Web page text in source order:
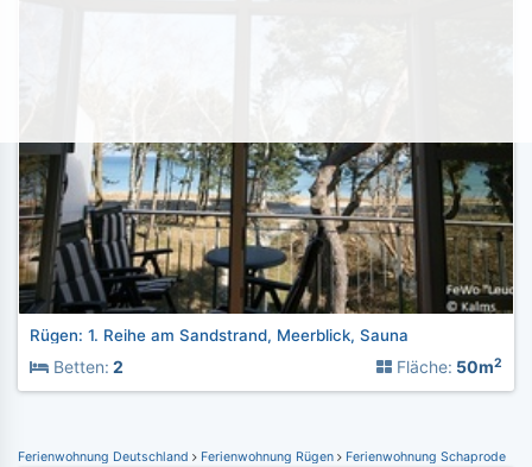
Rügen: 1. Reihe am Sandstrand, Meerblick, Sauna
Betten: 2 Fläche: 50m2
Ferienwohnung Deutschland Ferienwohnung Rügen Ferienwohnung Schaprode